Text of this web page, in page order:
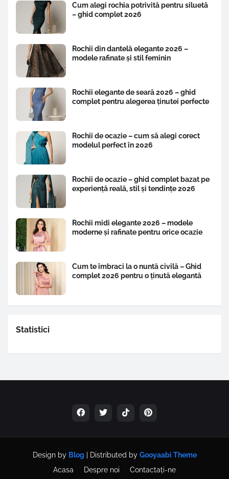
Cum alegi rochia potrivită pentru siluetă
– ghid complet 2026
Rochii din dantelă elegante 2026 –
modele rafinate și stil feminin
Rochii elegante de seară 2026 – ghid
complet pentru alegerea ținutei perfecte
Rochii de ocazie – cum să alegi corect
modelul perfect în 2026
Rochii de ocazie – ghid complet bazat pe
experiență reală, stil și tendințe 2026
Rochii midi elegante 2026 – modele
moderne și rafinate pentru orice ocazie
Cum te îmbraci la o nuntă civilă – Ghid
complet 2026 pentru o ținută elegantă
Statistici
Design by Blog | Distributed by Gooyaabi Theme
Acasa
Despre noi Contactați-ne